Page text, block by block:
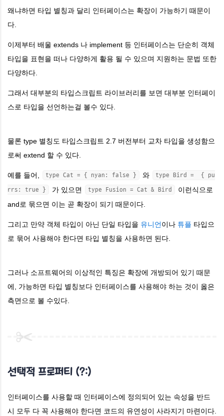
왜냐하면 타입 별칭과 달리 인터페이스는 확장이 가능하기 때문이
다.
이제부터 배울 extends 나 implement 등 인터페이스는 단순히 객체
타입을 표현을 떠나 다양하게 활용 될 수 있으며 지원하는 문법 또한
다양하다.
그래서 대부분의 타입스크립트 라이브러리를 보면 대부분 인터페이
스로 타입을 선언하는걸 볼수 있다.
물론 type 별칭도 타입스크립트 2.7 버전부터 교차 타입을 생성함으
로써 extend 할 수 있다.
예를 들어, type Cat = { nyan: false } 와 type Bird = { pu
rrs: true } 가 있으면 type Fusion = Cat & Bird
이런식으로
and로 묶으면 이는 곧 확장이 되기 때문이다.
그리고 만약 객체 타입이 아닌 단일 타입을 유니언이나 튜플 타입으
로 묶어 사용해야 한다면 타입 별칭을 사용하면 된다.
그러나 소프트웨어의 이상적인 특징은 확장에 개방되어 있기 때문
에, 가능하면 타입 별칭보다 인터페이스를 사용해야 하는 것이 옳은
측면으로 볼 수있다.
선택적 프로퍼티 (?:)
인터페이스를 사용할 때 인터페이스에 정의되어 있는 속성을 반드
시 모두 다 꼭 사용해야 한다면 코드의 유연성이 사라지기 마련이다.